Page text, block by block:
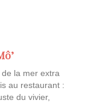
la mer extra
au restaurant :
du vivier,